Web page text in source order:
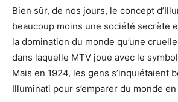
Bien sûr, de nos jours, le concept
beaucoup moins une société secrète
la domination du monde qu’une
dans laquelle MTV joue avec le
Mais en 1924, les gens s’inquiétaient
Illuminati pour s’emparer du monde